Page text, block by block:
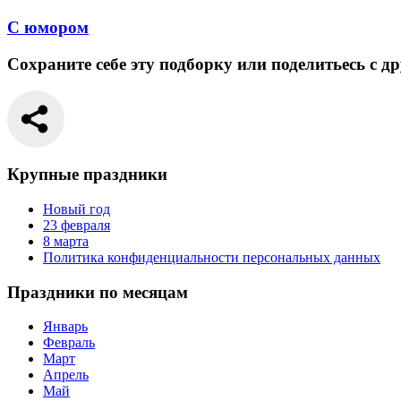
С юмором
Сохраните себе эту подборку или поделитьесь с
Крупные праздники
Новый год
23 февраля
8 марта
Политика конфиденциальности персональных данных
Праздники по месяцам
Январь
Февраль
Март
Апрель
Май